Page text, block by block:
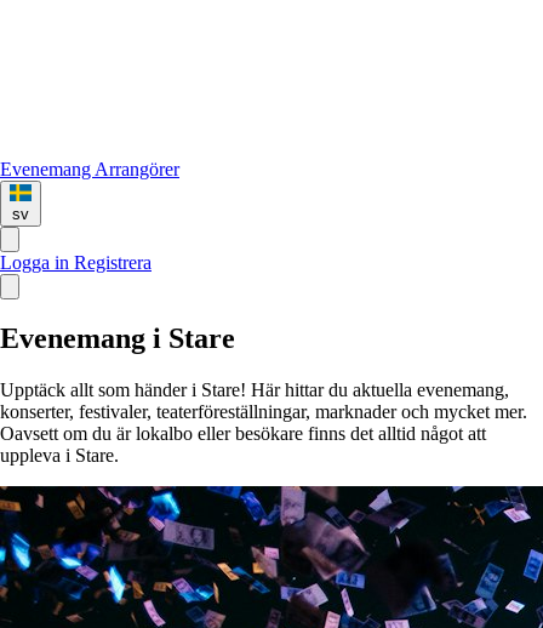
Evenemang Arrangörer
sv
Logga in Registrera
Evenemang i Stare
Upptäck allt som händer i Stare! Här hittar du aktuella evenemang,
konserter, festivaler, teaterföreställningar, marknader och mycket mer.
Oavsett om du är lokalbo eller besökare finns det alltid något att
uppleva i Stare.